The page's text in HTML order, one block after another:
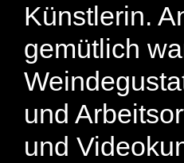
Künstlerin.
gemütlich
und
und